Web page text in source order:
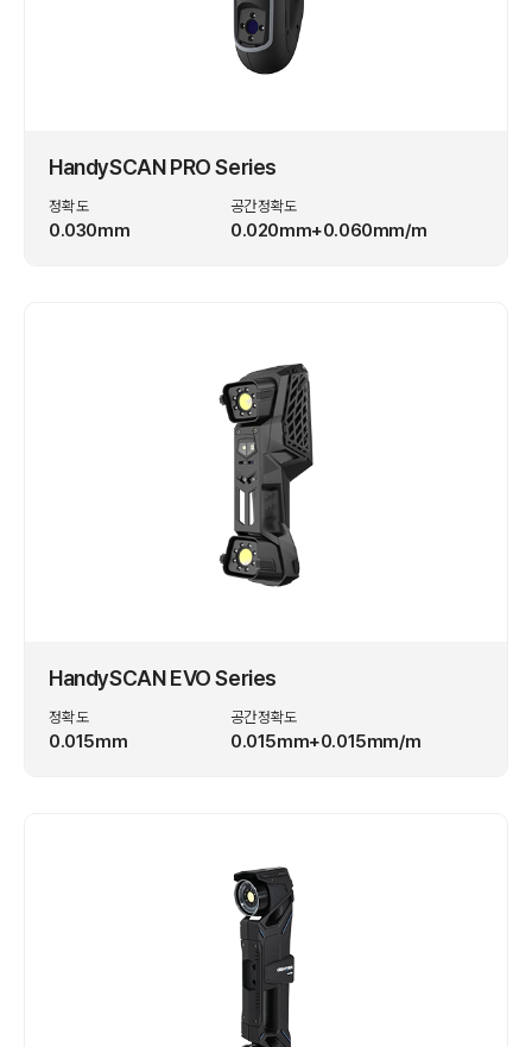
HandySCAN PRO Series
정확도
0.030mm
공간정확도
0.020mm+0.060mm/m
HandySCAN EVO Series
정확도
0.015mm
공간정확도
0.015mm+0.015mm/m